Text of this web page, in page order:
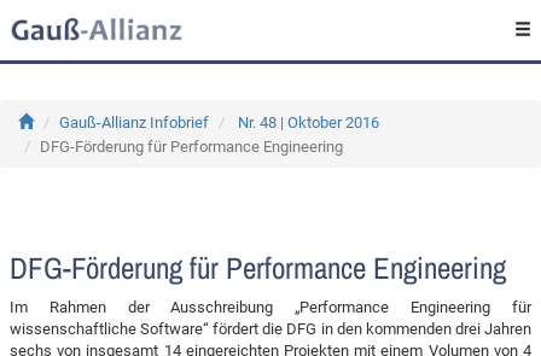
Gauß-Allianz Infobrief
Nr. 48 | Oktober 2016
DFG-Förderung für Performance Engineering
DFG-Förderung für Performance Engineering
Im Rahmen der Ausschreibung „Performance Engineering für
wissenschaftliche Software“ fördert die DFG in den kommenden drei Jahren
sechs von insgesamt 14 eingereichten Projekten mit einem Volumen von 4